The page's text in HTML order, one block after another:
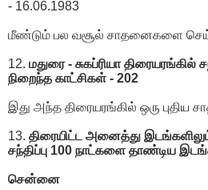
- 16.06.1983
மீண்டும் பல வசூல் சாதனைகளை செய்த
12. மதுரை - சுகப்ரியா திரையரங்கில்
நிறைந்த காட்சிகள் - 202
இது அந்த திரையரங்கில் ஒரு புதிய
13. திரையிட்ட அனைத்து
சந்திப்பு 100 நாட்களை தாண்டிய
சென்னை